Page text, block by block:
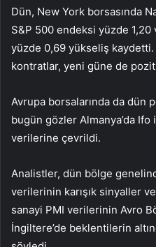
Dün, New York borsasında
S&P 500 endeksi yüzde
yüzde 0,69 yükseliş kaydetti.
kontratlar, yeni güne de
Avrupa borsalarında da dün
bugün gözler Almanya’da
verilerine çevrildi.
Analistler, dün bölge
verilerinin karışık sinyaller
sanayi PMI verilerinin Avro
İngiltere’de beklentilerin